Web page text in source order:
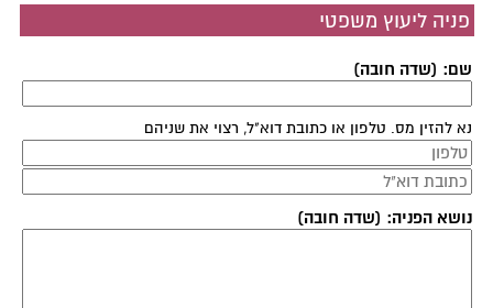
פניה ליעוץ משפטי
שם: (שדה חובה)
נא להזין מס. טלפון או כתובת דוא"ל, רצוי את שניהם
נושא הפניה: (שדה חובה)